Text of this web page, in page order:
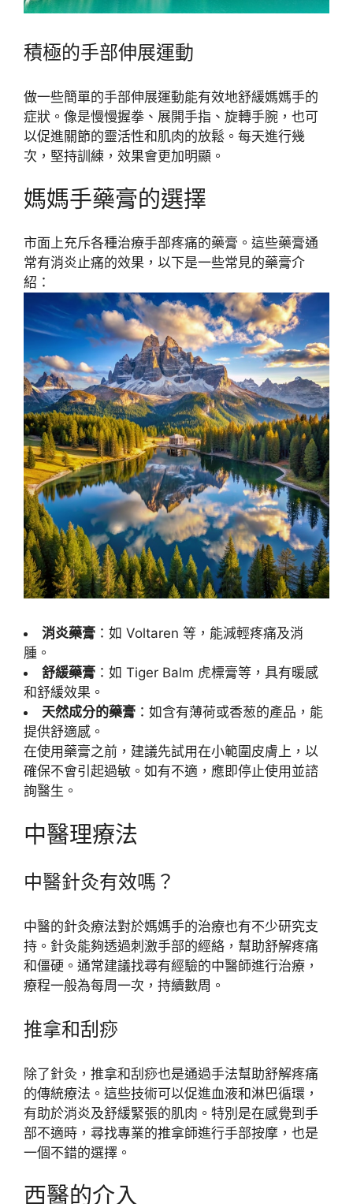
積極的手部伸展運動
做一些簡單的手部伸展運動能有效地舒緩媽媽手的
症狀。像是慢慢握拳、展開手指、旋轉手腕，也可
以促進關節的靈活性和肌肉的放鬆。每天進行幾
次，堅持訓練，效果會更加明顯。
媽媽手藥膏的選擇
市面上充斥各種治療手部疼痛的藥膏。這些藥膏通
常有消炎止痛的效果，以下是一些常見的藥膏介
紹：
消炎藥膏 ：如 Voltaren 等，能減輕疼痛及消
腫。
舒緩藥膏 ：如 Tiger Balm 虎標膏等，具有暖感
和舒緩效果。
天然成分的藥膏 ：如含有薄荷或香葱的產品，能
提供舒適感。
在使用藥膏之前，建議先試用在小範圍皮膚上，以
確保不會引起過敏。如有不適，應即停止使用並諮
詢醫生。
中醫理療法
中醫針灸有效嗎？
中醫的針灸療法對於媽媽手的治療也有不少研究支
持。針灸能夠透過刺激手部的經絡，幫助舒解疼痛
和僵硬。通常建議找尋有經驗的中醫師進行治療，
療程一般為每周一次，持續數周。
推拿和刮痧
除了針灸，推拿和刮痧也是通過手法幫助舒解疼痛
的傳統療法。這些技術可以促進血液和淋巴循環，
有助於消炎及舒緩緊張的肌肉。特別是在感覺到手
部不適時，尋找專業的推拿師進行手部按摩，也是
一個不錯的選擇。
西醫的介入